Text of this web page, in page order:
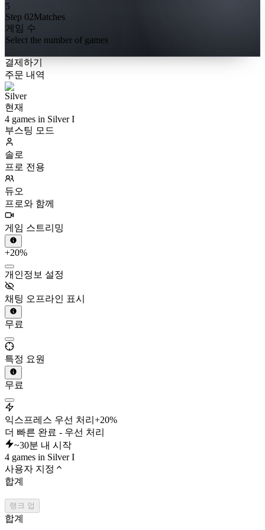
5
Step 02Matches
게임 수
Select the number of games
결제하기
주문 내역
현재
4 games in Silver I
부스팅 모드
솔로
프로 전용
듀오
프로와 함께
게임 스트리밍
+20%
개인정보 설정
채팅 오프라인 표시
무료
특정 요원
무료
익스프레스 우선 처리 +20%
더 빠른 완료 - 우선 처리
~30분 내 시작
4 games in Silver I
사용자 지정
합계
랭크 업
합계